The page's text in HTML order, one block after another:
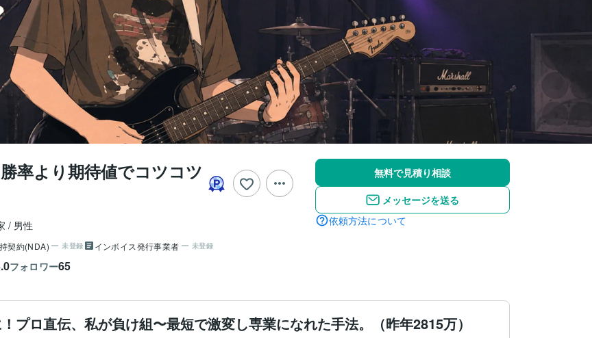
率より期待値でコツコツ
男性
契約(NDA) 未登録 インボイス発行事業者 未登録
フォロワー65
無料で見積り相談
メッセージを送る
依頼方法について
プロ直伝、私が負け組〜最短で激変し専業になれた手法。（昨年2815万）